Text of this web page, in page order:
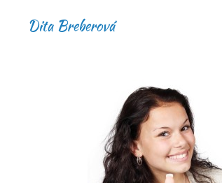
Dita Breberová